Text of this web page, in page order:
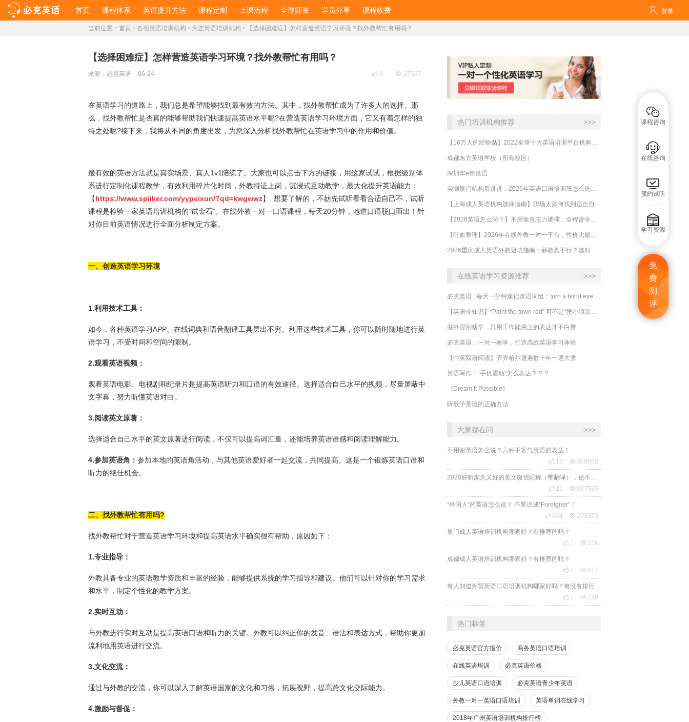
首页 课程体系 英语提升方法 课程定制 上课流程 全球师资 学员分享 课程收费  登录

课程咨询

在线咨询

预约试听

学习资源
免
费
测
评
当前位置： 首页 > 各地英语培训机构 > 大连英语培训机构 > 【选择困难症】怎样营造英语学习环境？找外教帮忙有用吗？
【选择困难症】怎样营造英语学习环境？找外教帮忙有用吗？
 1  27597
来源： 必克英语 06-24
在英语学习的道路上，我们总是希望能够找到最有效的方法。其中，找外教帮忙成为了许多人的选择。那
么，找外教帮忙是否真的能够帮助我们快速提高英语水平呢?在营造英语学习环境方面，它又有着怎样的独
特之处呢?接下来，我将从不同的角度出发，为您深入分析找外教帮忙在英语学习中的作用和价值。
最有效的英语方法就是真实场景、真人1v1陪练了。大家也可以点击下方的链接，用这家试试，根据级别体
系进行定制化课程教学，有效利用碎片化时间，外教持证上岗，沉浸式互动教学，最大化提升英语能力：
【https://www.spiiker.com/yypeixun/?qd=kwgwwz】 想要了解的，不妨先试听看看合适自己不，试听
课程是检验一家英语培训机构的“试金石”。在线外教一对一口语课程，每天20分钟，地道口语脱口而出！针
对你目前英语情况进行全面分析制定方案。
一、创造英语学习环境
1.利用技术工具：
如今，各种英语学习APP、在线词典和语音翻译工具层出不穷。利用这些技术工具，你可以随时随地进行英
语学习，不受时间和空间的限制。
2.观看英语视频：
观看英语电影、电视剧和纪录片是提高英语听力和口语的有效途径。选择适合自己水平的视频，尽量屏蔽中
文字幕，努力听懂英语对白。
3.阅读英文原著：
选择适合自己水平的英文原著进行阅读，不仅可以提高词汇量，还能培养英语语感和阅读理解能力。
4.参加英语角： 参加本地的英语角活动，与其他英语爱好者一起交流，共同提高。这是一个锻炼英语口语和
听力的绝佳机会。
二、找外教帮忙有用吗?
找外教帮忙对于营造英语学习环境和提高英语水平确实很有帮助，原因如下：
1.专业指导：
外教具备专业的英语教学资质和丰富的经验，能够提供系统的学习指导和建议。他们可以针对你的学习需求
和水平，制定个性化的教学方案。
2.实时互动：
与外教进行实时互动是提高英语口语和听力的关键。外教可以纠正你的发音、语法和表达方式，帮助你更加
流利地用英语进行交流。
3.文化交流：
通过与外教的交流，你可以深入了解英语国家的文化和习俗，拓展视野，提高跨文化交际能力。
4.激励与督促：
热门培训机构推荐 >>>
成都东方英语学校（所有校区）
深圳华e街英语
在线英语学习资源推荐 >>>
做外贸别瞎学，只用工作能用上的表达才不白费
必克英语：一对一教学，打造高效英语学习体验
【中英双语阅读】齐齐哈尔遭遇数十年一遇大雪
英语写作：“手机震动”怎么表达？？？
《Dream It Possible》
听歌学英语的正确方法
大家都在问 >>>
不用谢英语怎么说？六种不客气英语的表达！
 15  369855
 11  337525
“外国人”的英语怎么说？ 不要说成“Foreigner”！
 244  293573
厦门成人英语培训机构哪家好？有推荐的吗？
 1  216
成都成人英语培训机构哪家好？有推荐的吗？
 1  617
 1  719
热门标签
必克英语官方报价 商务英语口语培训
在线英语培训 必克英语价格
少儿英语口语培训 必克英语青少年英语
外教一对一英语口语培训 英语单词在线学习
2018年广州英语培训机构排行榜